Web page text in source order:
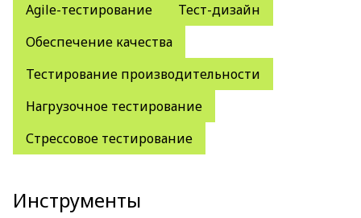
Agile-тестирование
Тест-дизайн
Обеспечение качества
Тестирование производительности
Нагрузочное тестирование
Стрессовое тестирование
Инструменты